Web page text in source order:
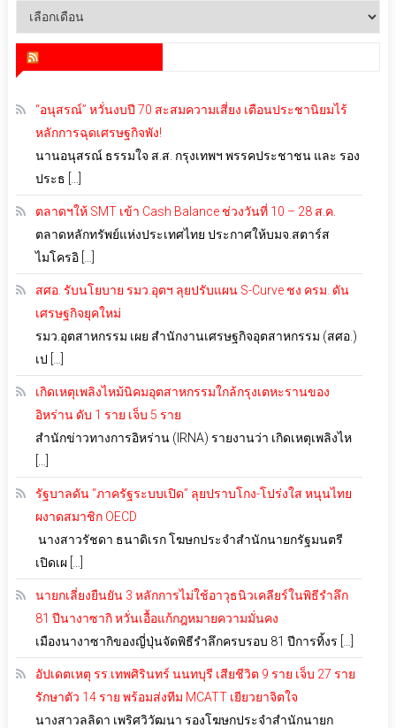
คลัง
“อนุสรณ์” หวั่นงบปี 70 สะสมความเสี่ยง เตือนประชานิยมไร้
หลักการฉุดเศรษฐกิจพัง!
นานอนุสรณ์ ธรรมใจ ส.ส. กรุงเทพฯ พรรคประชาชน และ รอง
ประธ […]
ตลาดฯให้ SMT เข้า Cash Balance ช่วงวันที่ 10 – 28 ส.ค.
ตลาดหลักทรัพย์แห่งประเทศไทย ประกาศให้บมจ.สตาร์ส
ไมโครอิ […]
สศอ. รับนโยบาย รมว.อุตฯ ลุยปรับแผน S-Curve ชง ครม. ดัน
เศรษฐกิจยุคใหม่
รมว.อุตสาหกรรม เผย สำนักงานเศรษฐกิจอุตสาหกรรม (สศอ.)
เป […]
เกิดเหตุเพลิงไหม้นิคมอุตสาหกรรมใกล้กรุงเตหะรานของ
อิหร่าน ดับ 1 ราย เจ็บ 5 ราย
สำนักข่าวทางการอิหร่าน (IRNA) รายงานว่า เกิดเหตุเพลิงไห
รัฐบาลดัน “ภาครัฐระบบเปิด” ลุยปราบโกง-โปร่งใส หนุนไทย
ผงาดสมาชิก OECD
นางสาวรัชดา ธนาดิเรก โฆษกประจำสำนักนายกรัฐมนตรี
เปิดเผ […]
นายกเลี่ยงยืนยัน 3 หลักการไม่ใช้อาวุธนิวเคลียร์ในพิธีรำลึก
81 ปีนางาซากิ หวั่นเอื้อแก้กฎหมายความมั่นคง
เมืองนางาซากิของญี่ปุ่นจัดพิธีรำลึกครบรอบ 81 ปีการทิ้งร […]
อัปเดตเหตุ รร.เทพศิรินทร์ นนทบุรี เสียชีวิต 9 ราย เจ็บ 27 ราย
รักษาตัว 14 ราย พร้อมส่งทีม MCATT เยียวยาจิตใจ
นางสาวลลิดา เพริศวิวัฒนา รองโฆษกประจำสำนักนายก